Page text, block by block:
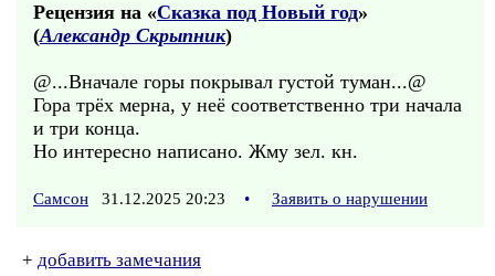
Рецензия на «Сказка под Новый год»
(Александр Скрыпник)
@...Вначале горы покрывал густой туман...@
Гора трёх мерна, у неё соответственно три начала
и три конца.
Но интересно написано. Жму зел. кн.
Самсон 31.12.2025 20:23 • Заявить о нарушении
+ добавить замечания